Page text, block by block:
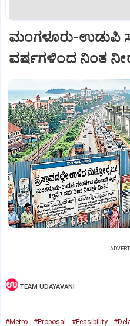
ಮಂಗಳೂರು-ಉಡುಪಿ
ವರ್ಷಗಳಿಂದ ನಿಂತ
TEAM UDAYAVANI
#Metro #Proposal #Feasibility